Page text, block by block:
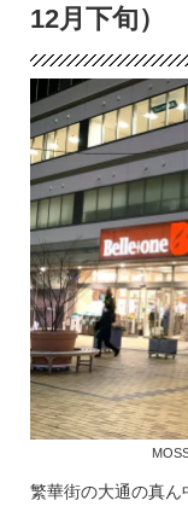
12月下旬）
繁華街の大通の真